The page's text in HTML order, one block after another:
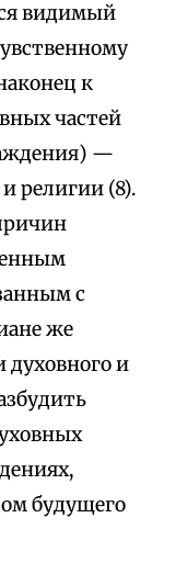
видимый
к
частей
—
религии (8).
с
же
духовного и
будущего